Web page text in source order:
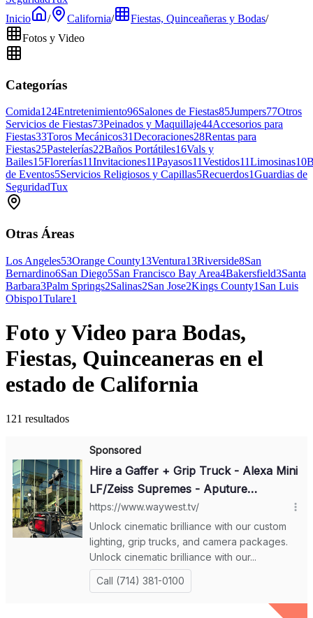
Inicio
/ California/ Fiestas, Quinceañeras y Bodas/
Fotos y Video
Categorías
Comida124Entretenimiento96Salones de Fiestas85Jumpers77Otros
Servicios de Fiestas73Peinados y Maquillaje44Accesorios para
Fiestas33Toros Mecánicos31Decoraciones28Rentas para
Fiestas25Pastelerías22Baños Portátiles16Vals y
Bailes15Florerías11Invitaciones11Payasos11Vestidos11Limosinas10
de Eventos5Servicios Religiosos y Capillas5Recuerdos1Guardias de
SeguridadTux
Otras Áreas
Los Angeles53Orange County13Ventura13Riverside8San
Bernardino6San Diego5San Francisco Bay Area4Bakersfield3Santa
Barbara3Palm Springs2Salinas2San Jose2Kings County1 San Luis
Obispo1Tulare1
Foto y Video para Bodas,
Fiestas, Quinceaneras en el
estado de California
121 resultados